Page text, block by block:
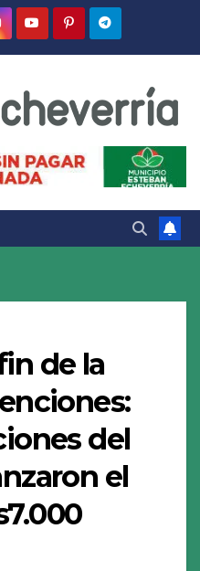
de la
del
el